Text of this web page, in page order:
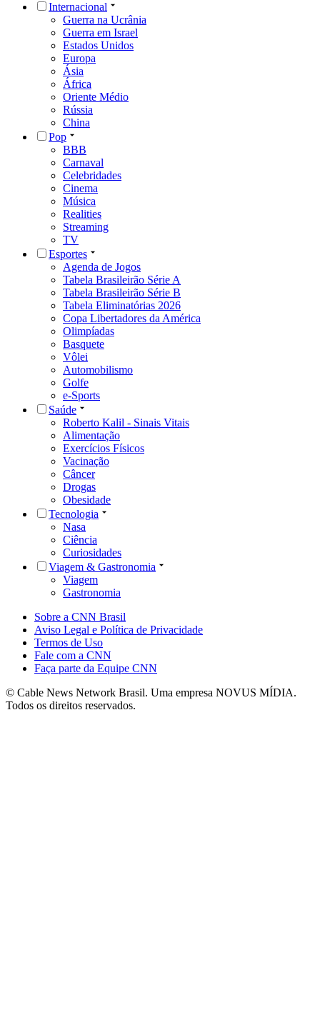
Internacional
Guerra na Ucrânia
Guerra em Israel
Estados Unidos
Europa
Ásia
África
Oriente Médio
Rússia
China
Pop
BBB
Carnaval
Celebridades
Cinema
Música
Realities
Streaming
TV
Esportes
Agenda de Jogos
Tabela Brasileirão Série A
Tabela Brasileirão Série B
Tabela Eliminatórias 2026
Copa Libertadores da América
Olimpíadas
Basquete
Vôlei
Automobilismo
Golfe
e-Sports
Saúde
Roberto Kalil - Sinais Vitais
Alimentação
Exercícios Físicos
Vacinação
Câncer
Drogas
Obesidade
Tecnologia
Nasa
Ciência
Curiosidades
Viagem & Gastronomia
Viagem
Gastronomia
Sobre a CNN Brasil
Aviso Legal e Política de Privacidade
Termos de Uso
Fale com a CNN
Faça parte da Equipe CNN
© Cable News Network Brasil. Uma empresa NOVUS MÍDIA.
Todos os direitos reservados.